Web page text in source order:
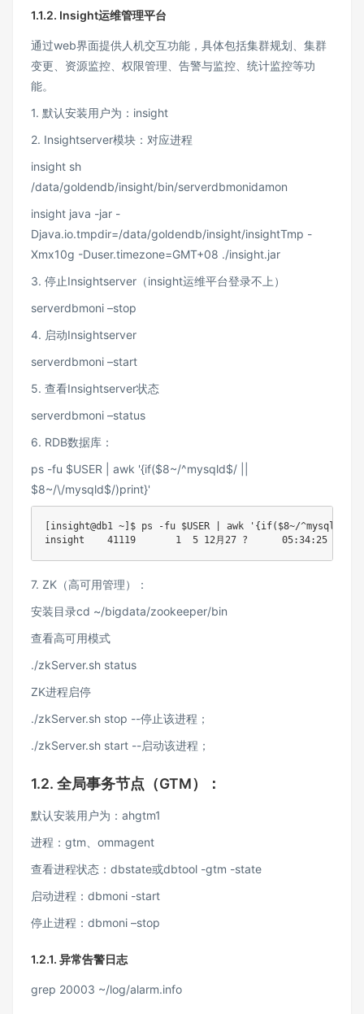
1.1.2. Insight运维管理平台
通过web界面提供人机交互功能，具体包括集群规划、集群
变更、资源监控、权限管理、告警与监控、统计监控等功
能。
1. 默认安装用户为：insight
2. Insightserver模块：对应进程
insight sh
/data/goldendb/insight/bin/serverdbmonidamon
insight java -jar -
Djava.io.tmpdir=/data/goldendb/insight/insightTmp -
Xmx10g -Duser.timezone=GMT+08 ./insight.jar
3. 停止Insightserver（insight运维平台登录不上）
serverdbmoni –stop
4. 启动Insightserver
serverdbmoni –start
5. 查看Insightserver状态
serverdbmoni –status
6. RDB数据库：
ps -fu $USER | awk '{if($8~/^mysqld$/ ||
$8~/\/mysqld$/)print}'
[insight@db1 ~]$ ps -fu $USER | awk '{if($8~/
insight    41119       1  5 12月27 ?      05:34:25 /data/
7. ZK（高可用管理）：
安装目录cd ~/bigdata/zookeeper/bin
查看高可用模式
./zkServer.sh status
ZK进程启停
./zkServer.sh stop --停止该进程；
./zkServer.sh start --启动该进程；
1.2. 全局事务节点（GTM）：
默认安装用户为：ahgtm1
进程：gtm、ommagent
查看进程状态：dbstate或dbtool -gtm -state
启动进程：dbmoni -start
停止进程：dbmoni –stop
1.2.1. 异常告警日志
grep 20003 ~/log/alarm.info